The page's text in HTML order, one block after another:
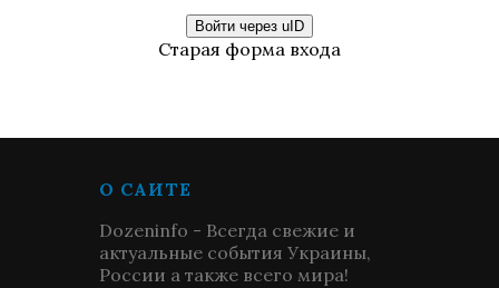
Войти через uID
Старая форма входа
О САЙТЕ
Dozeninfo - Всегда свежие и
актуальные события Украины,
России а также всего мира!